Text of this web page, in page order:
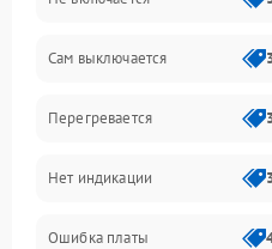
Сам выключается
Перегревается
Нет индикации
Ошибка платы